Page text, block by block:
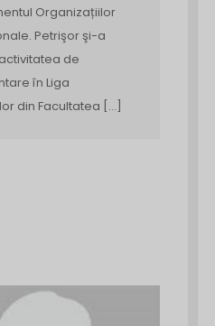
Organizațiilor
Petrişor şi-a
de
în Liga
din Facultatea […]